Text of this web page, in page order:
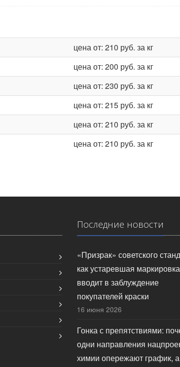
цена от: 210 руб. за кг
цена от: 200 руб. за кг
цена от: 230 руб. за кг
цена от: 215 руб. за кг
цена от: 210 руб. за кг
цена от: 210 руб. за кг
Последние новости
«Призрак» советского
как устаревшая маркировка
вводит в заблуждение
покупателей краски
16 июня 2026
Гонка с препятствиями:
одни направления
химии опережают график,